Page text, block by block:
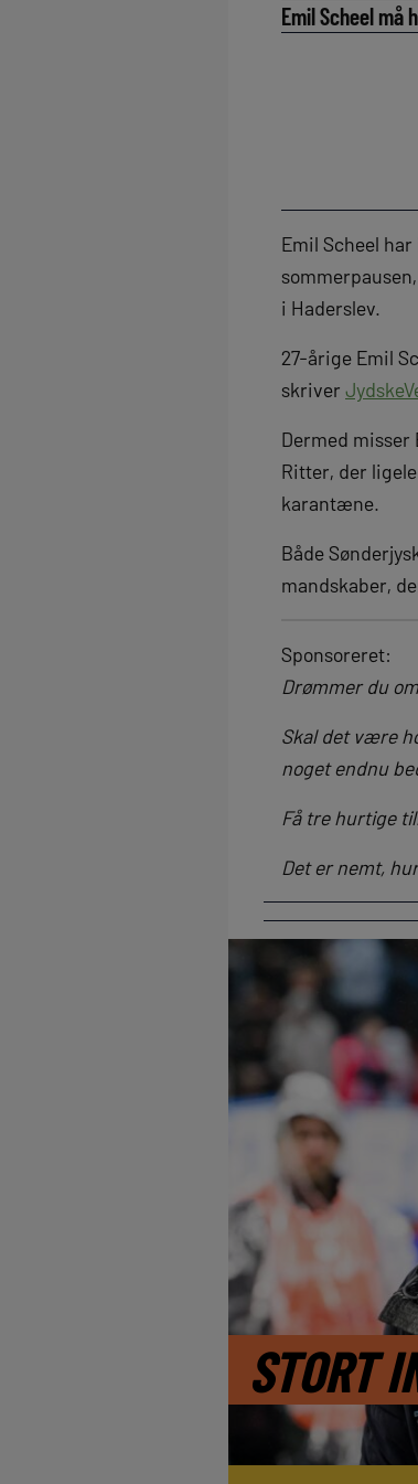
Emil Scheel
Emil Scheel
i Haderslev.
27-årige Emil
skriver
Dermed misser
Ritter, der
karantæne.
Både
mandskaber,
Sponsoreret:
Drømmer du
Skal det være
noget endnu
Få tre hurtige
Det er nemt,
STORT